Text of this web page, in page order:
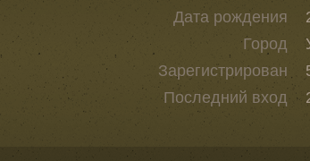
Дата рождения
Город
Зарегистрирован
Последний вход